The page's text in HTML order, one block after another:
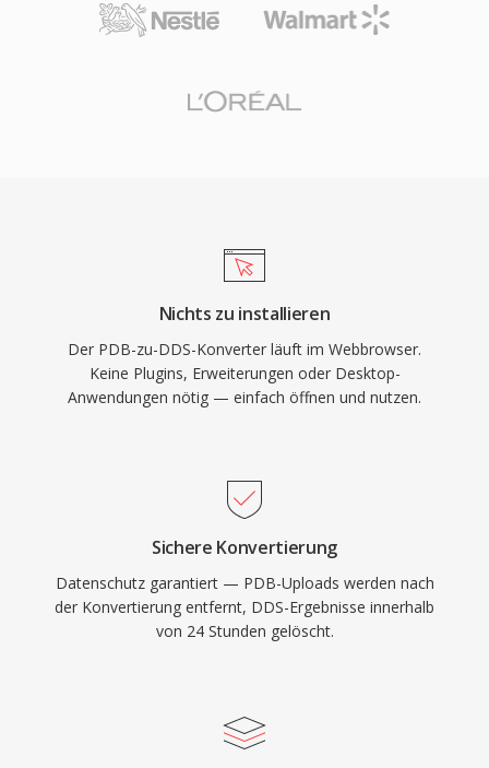
Nichts zu installieren
Der PDB-zu-DDS-Konverter läuft im Webbrowser.
Keine Plugins, Erweiterungen oder Desktop-
Anwendungen nötig — einfach öffnen und nutzen.
Sichere Konvertierung
Datenschutz garantiert — PDB-Uploads werden nach
der Konvertierung entfernt, DDS-Ergebnisse innerhalb
von 24 Stunden gelöscht.